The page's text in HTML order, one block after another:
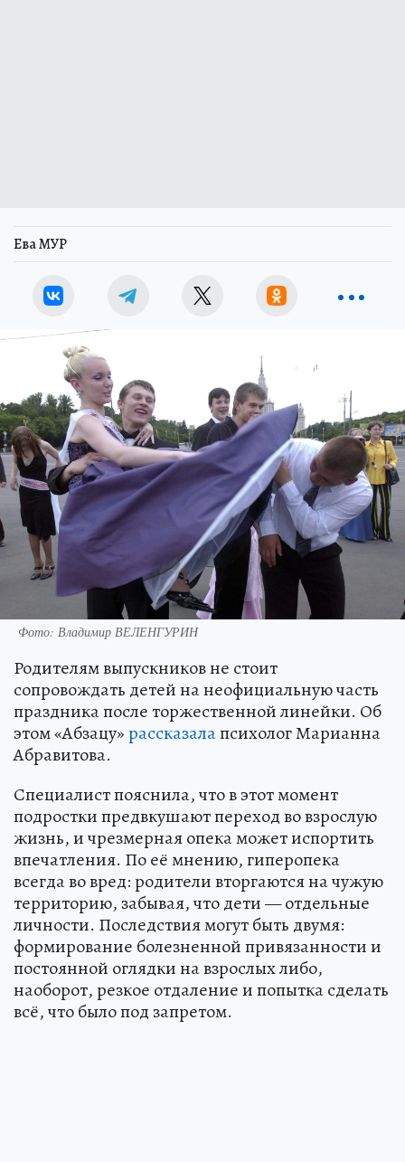
Ева МУР
Фото: Владимир ВЕЛЕНГУРИН
Родителям выпускников не стоит
сопровождать детей на неофициальную часть
праздника после торжественной линейки. Об
этом «Абзацу»рассказалапсихолог Марианна
Абравитова.
Специалист пояснила, что в этот момент
подростки предвкушают переход во взрослую
жизнь, и чрезмерная опека может испортить
впечатления. По её мнению, гиперопека
всегда во вред: родители вторгаются на чужую
территорию, забывая, что дети — отдельные
личности. Последствия могут быть двумя:
формирование болезненной привязанности и
постоянной оглядки на взрослых либо,
наоборот, резкое отдаление и попытка сделать
всё, что было под запретом.